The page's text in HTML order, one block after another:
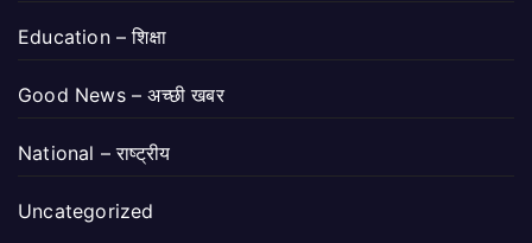
Education – शिक्षा
Good News – अच्छी खबर
National – राष्ट्रीय
Uncategorized